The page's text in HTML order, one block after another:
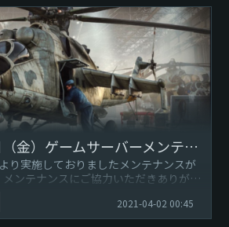
【完了】4月2日（金）ゲームサーバーメンテナンスのお知らせ
り実施しておりましたメンテナンスが
ざいました。 War Thunder運営チームです...
2021-04-02 00:45